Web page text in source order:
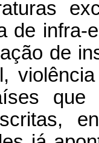
de infra-
de
que